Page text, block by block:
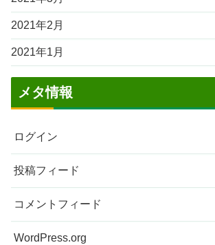
2021年2月
2021年1月
メタ情報
ログイン
投稿フィード
コメントフィード
WordPress.org